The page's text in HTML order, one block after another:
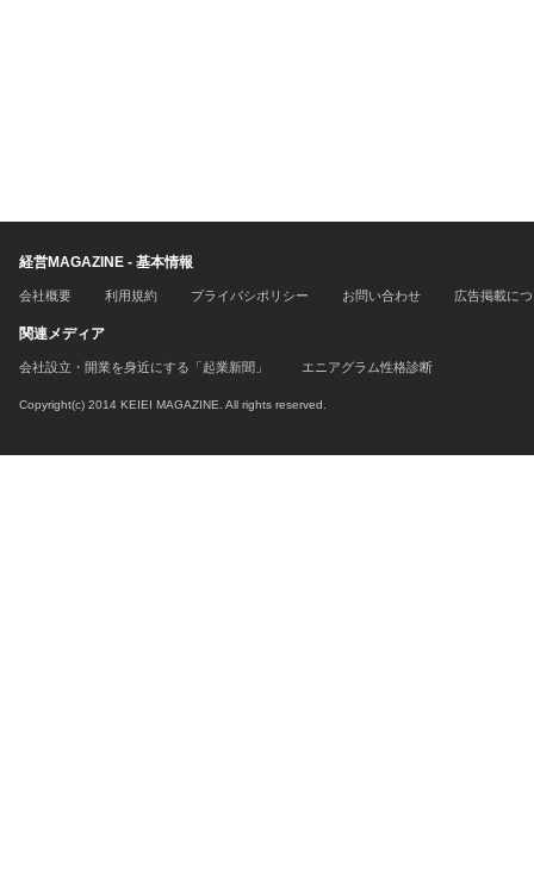
経営MAGAZINE - 基本情報
会社概要 利用規約 プライバシポリシー お問い合わせ 広告掲載に
関連メディア
会社設立・開業を身近にする「起業新聞」 エニアグラム性格診断
Copyright(c) 2014 KEIEI MAGAZINE. All rights reserved.